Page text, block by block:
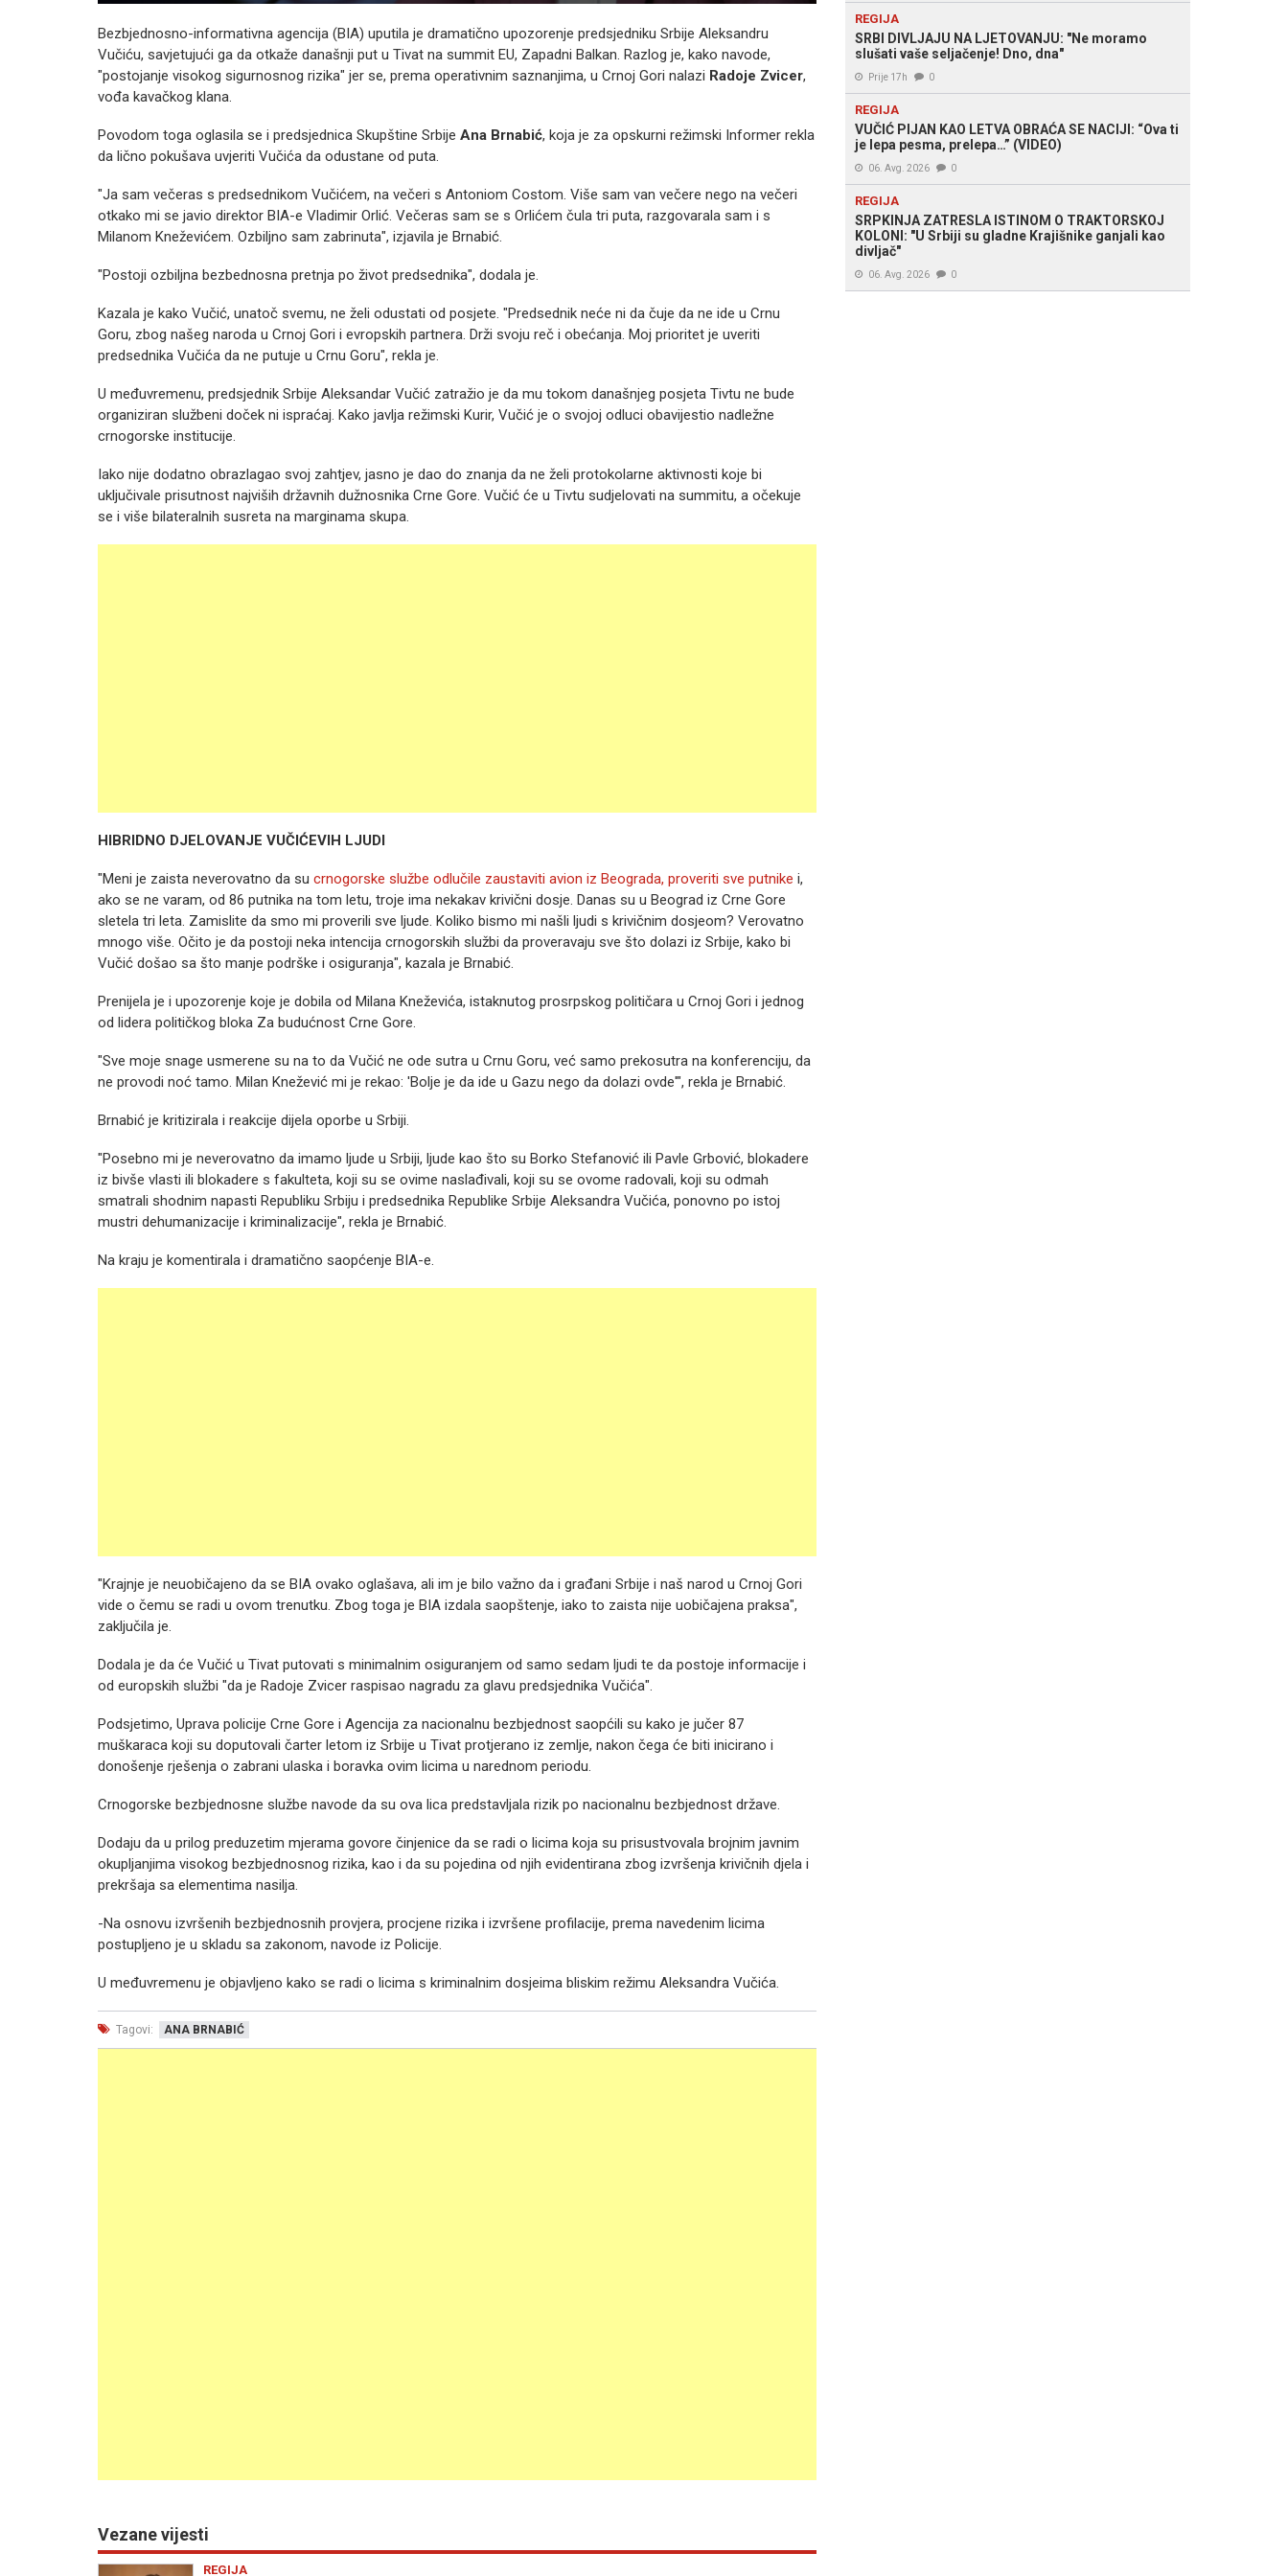
Bezbjednosno-informativna agencija (BIA) uputila je dramatično upozorenje predsjedniku Srbije Aleksandru
Vučiću, savjetujući ga da otkaže današnji put u Tivat na summit EU, Zapadni Balkan. Razlog je, kako navode,
"postojanje visokog sigurnosnog rizika" jer se, prema operativnim saznanjima, u Crnoj Gori nalazi Radoje Zvicer,
vođa kavačkog klana.
Povodom toga oglasila se i predsjednica Skupštine Srbije Ana Brnabić, koja je za opskurni režimski Informer rekla
da lično pokušava uvjeriti Vučića da odustane od puta.
"Ja sam večeras s predsednikom Vučićem, na večeri s Antoniom Costom. Više sam van večere nego na večeri
otkako mi se javio direktor BIA-e Vladimir Orlić. Večeras sam se s Orlićem čula tri puta, razgovarala sam i s
Milanom Kneževićem. Ozbiljno sam zabrinuta", izjavila je Brnabić.
"Postoji ozbiljna bezbednosna pretnja po život predsednika", dodala je.
Kazala je kako Vučić, unatoč svemu, ne želi odustati od posjete. "Predsednik neće ni da čuje da ne ide u Crnu
Goru, zbog našeg naroda u Crnoj Gori i evropskih partnera. Drži svoju reč i obećanja. Moj prioritet je uveriti
predsednika Vučića da ne putuje u Crnu Goru", rekla je.
U međuvremenu, predsjednik Srbije Aleksandar Vučić zatražio je da mu tokom današnjeg posjeta Tivtu ne bude
organiziran službeni doček ni ispraćaj. Kako javlja režimski Kurir, Vučić je o svojoj odluci obavijestio nadležne
crnogorske institucije.
Iako nije dodatno obrazlagao svoj zahtjev, jasno je dao do znanja da ne želi protokolarne aktivnosti koje bi
uključivale prisutnost najviših državnih dužnosnika Crne Gore. Vučić će u Tivtu sudjelovati na summitu, a očekuje
se i više bilateralnih susreta na marginama skupa.
HIBRIDNO DJELOVANJE VUČIĆEVIH LJUDI
"Meni je zaista neverovatno da su crnogorske službe odlučile zaustaviti avion iz Beograda, proveriti sve putnike i,
ako se ne varam, od 86 putnika na tom letu, troje ima nekakav krivični dosje. Danas su u Beograd iz Crne Gore
sletela tri leta. Zamislite da smo mi proverili sve ljude. Koliko bismo mi našli ljudi s krivičnim dosjeom? Verovatno
mnogo više. Očito je da postoji neka intencija crnogorskih službi da proveravaju sve što dolazi iz Srbije, kako bi
Vučić došao sa što manje podrške i osiguranja", kazala je Brnabić.
Prenijela je i upozorenje koje je dobila od Milana Kneževića, istaknutog prosrpskog političara u Crnoj Gori i jednog
od lidera političkog bloka Za budućnost Crne Gore.
"Sve moje snage usmerene su na to da Vučić ne ode sutra u Crnu Goru, već samo prekosutra na konferenciju, da
ne provodi noć tamo. Milan Knežević mi je rekao: 'Bolje je da ide u Gazu nego da dolazi ovde'", rekla je Brnabić.
Brnabić je kritizirala i reakcije dijela oporbe u Srbiji.
"Posebno mi je neverovatno da imamo ljude u Srbiji, ljude kao što su Borko Stefanović ili Pavle Grbović, blokadere
iz bivše vlasti ili blokadere s fakulteta, koji su se ovime naslađivali, koji su se ovome radovali, koji su odmah
smatrali shodnim napasti Republiku Srbiju i predsednika Republike Srbije Aleksandra Vučića, ponovno po istoj
mustri dehumanizacije i kriminalizacije", rekla je Brnabić.
Na kraju je komentirala i dramatično saopćenje BIA-e.
"Krajnje je neuobičajeno da se BIA ovako oglašava, ali im je bilo važno da i građani Srbije i naš narod u Crnoj Gori
vide o čemu se radi u ovom trenutku. Zbog toga je BIA izdala saopštenje, iako to zaista nije uobičajena praksa",
zaključila je.
Dodala je da će Vučić u Tivat putovati s minimalnim osiguranjem od samo sedam ljudi te da postoje informacije i
od europskih službi "da je Radoje Zvicer raspisao nagradu za glavu predsjednika Vučića".
Podsjetimo, Uprava policije Crne Gore i Agencija za nacionalnu bezbjednost saopćili su kako je jučer 87
muškaraca koji su doputovali čarter letom iz Srbije u Tivat protjerano iz zemlje, nakon čega će biti inicirano i
donošenje rješenja o zabrani ulaska i boravka ovim licima u narednom periodu.
Crnogorske bezbjednosne službe navode da su ova lica predstavljala rizik po nacionalnu bezbjednost države.
Dodaju da u prilog preduzetim mjerama govore činjenice da se radi o licima koja su prisustvovala brojnim javnim
okupljanjima visokog bezbjednosnog rizika, kao i da su pojedina od njih evidentirana zbog izvršenja krivičnih djela i
prekršaja sa elementima nasilja.
-Na osnovu izvršenih bezbjednosnih provjera, procjene rizika i izvršene profilacije, prema navedenim licima
postupljeno je u skladu sa zakonom, navode iz Policije.
U međuvremenu je objavljeno kako se radi o licima s kriminalnim dosjeima bliskim režimu Aleksandra Vučića.
Tagovi: ANA BRNABIĆ
Vezane vijesti
REGIJA
REGIJA
SRBI DIVLJAJU NA LJETOVANJU: "Ne moramo
slušati vaše seljačenje! Dno, dna"
Prije 17h 0
REGIJA
VUČIĆ PIJAN KAO LETVA OBRAĆA SE NACIJI: “Ova ti
je lepa pesma, prelepa…” (VIDEO)
06. Avg. 2026 0
REGIJA
SRPKINJA ZATRESLA ISTINOM O TRAKTORSKOJ
KOLONI: "U Srbiji su gladne Krajišnike ganjali kao
divljač"
06. Avg. 2026 0